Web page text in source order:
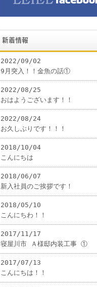
新着情報
2022/09/02
9月突入！！金魚の話①
2022/08/25
おはようございます！！
2022/08/24
お久しぶりです！！！
2018/10/04
こんにちは
2018/06/07
新入社員のご挨拶です！
2018/05/10
こんにちわ！！
2017/11/17
寝屋川市 Ａ様邸内装工事 ①
2017/07/13
こんにちは！！